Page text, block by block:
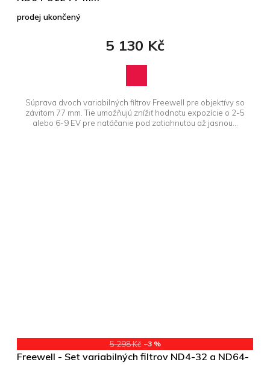
prodej ukončený
5 130 Kč
Súprava dvoch variabilných filtrov Freewell pre objektívy so
závitom 77 mm. Tie umožňujú znížiť hodnotu expozície o 2-5
alebo 6-9 EV pre natáčanie pod zatiahnutou až jasnou...
5 298 Kč –3 %
Freewell - Set variabilných filtrov ND4-32 a ND64-